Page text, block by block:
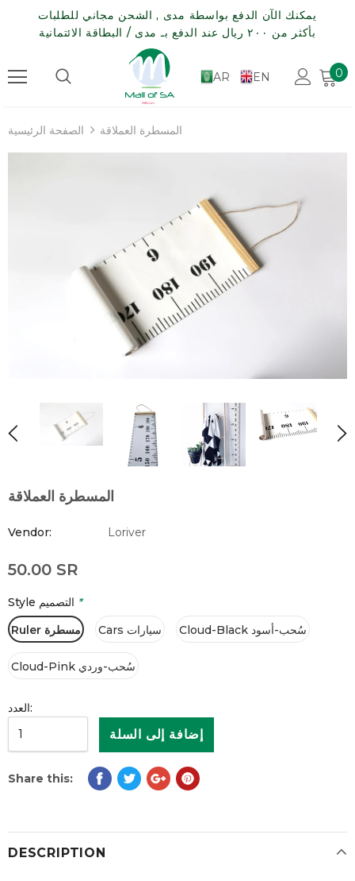
يمكنك الآن الدفع بواسطة مدى , الشحن مجاني للطلبات
بأكثر من ٢٠٠ ريال عند الدفع بـ مدى / البطاقة الائتمانية
AR EN 0
الصفحة الرئيسية المسطرة العملاقة
المسطرة العملاقة
Vendor: Loriver
50.00 SR
*
Ruler مسطرة
Cars سيارات Cloud-Black سُحب-أسود
Cloud-Pink سُحب-وردي
العدد:
Share this:
DESCRIPTION